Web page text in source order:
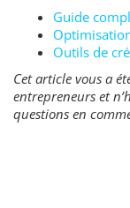
Guide
Outils de
Cet article vous a
entrepreneurs et
questions en